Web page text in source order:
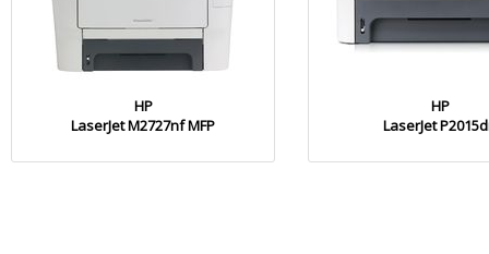
HP
LaserJet M2727nf MFP
HP
LaserJet